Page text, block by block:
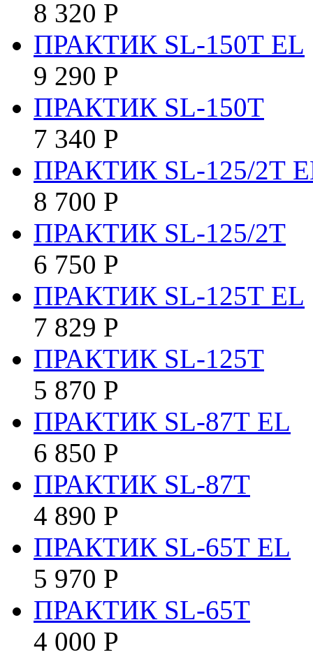
8 320 Р
ПРАКТИК SL-150Т EL
9 290 Р
ПРАКТИК SL-150Т
7 340 Р
ПРАКТИК SL-125/2Т
8 700 Р
ПРАКТИК SL-125/2Т
6 750 Р
ПРАКТИК SL-125Т EL
7 829 Р
ПРАКТИК SL-125Т
5 870 Р
ПРАКТИК SL-87Т EL
6 850 Р
ПРАКТИК SL-87Т
4 890 Р
ПРАКТИК SL-65Т EL
5 970 Р
ПРАКТИК SL-65Т
4 000 Р